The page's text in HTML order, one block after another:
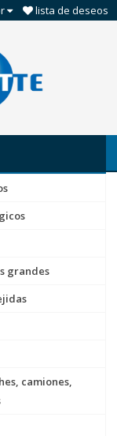
lista de deseos
grandes
camiones,